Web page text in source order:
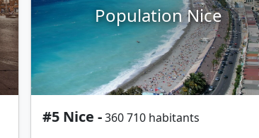
Population Nice
#5 Nice -360 710 habitants